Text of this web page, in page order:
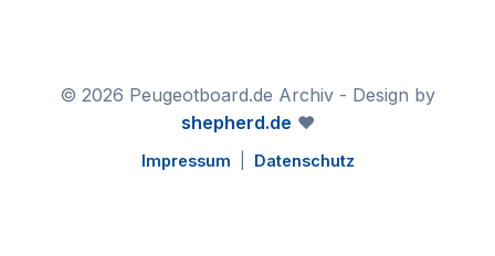
© 2026 Peugeotboard.de Archiv - Design by
shepherd.de ❤️
Impressum Datenschutz